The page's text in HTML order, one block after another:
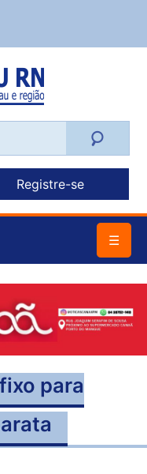
Registre-se
☰
para